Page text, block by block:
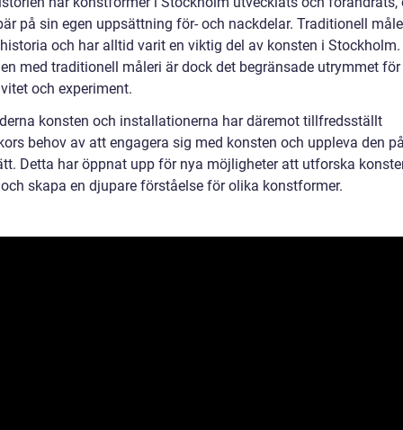
på sin egen uppsättning för- och nackdelar. Traditionell
och har alltid varit en viktig del av konsten i Stockholm.
med traditionell måleri är dock det begränsade utrymmet för
och experiment.
konsten och installationerna har däremot tillfredsställt
behov av att engagera sig med konsten och uppleva den
Detta har öppnat upp för nya möjligheter att utforska
skapa en djupare förståelse för olika konstformer.